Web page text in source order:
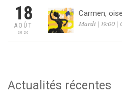
18
AOÛT
2026
Carmen,
Mardi | 19:00 |
Actualités récentes